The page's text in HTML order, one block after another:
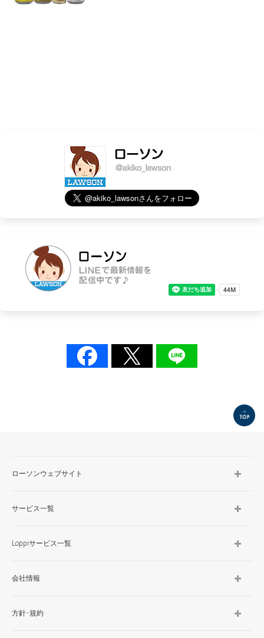
ローソンウェブサイト
サービス一覧
Loppiサービス一覧
会社情報
方針･規約